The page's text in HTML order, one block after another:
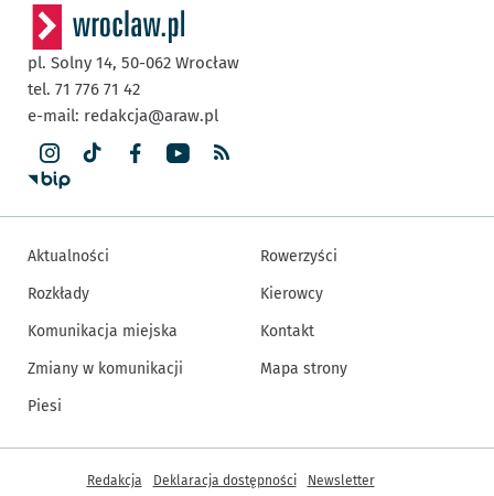
pl. Solny 14, 50-062 Wrocław
tel. 71 776 71 42
e-mail: redakcja@araw.pl
Aktualności
Rozkłady
Komunikacja miejska
Zmiany w komunikacji
Piesi
Rowerzyści
Kierowcy
Kontakt
Mapa strony
Inne informacje
Redakcja Deklaracja dostępności Newsletter